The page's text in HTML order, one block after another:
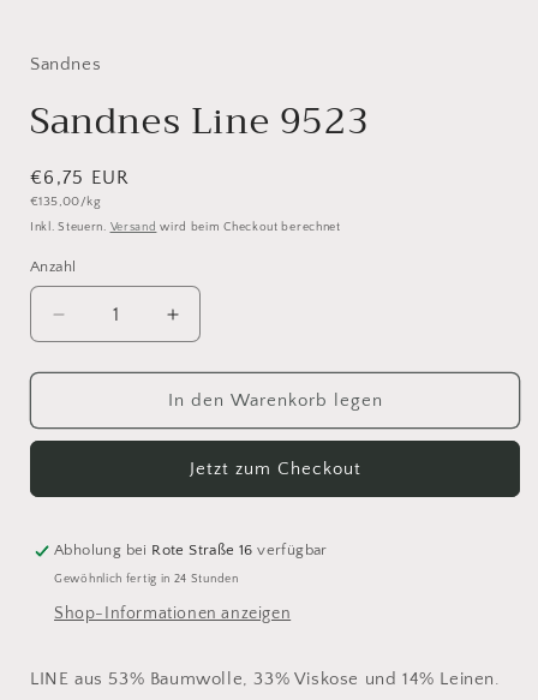
Sandnes
Sandnes Line 9523
Normaler
Preis
€6,75 EUR
Grundpreis
€135,00/kg
Inkl. Steuern. Versand wird beim Checkout berechnet
Anzahl
Anzahl
Verringere
die
Menge
Sandnes
Erhöhe
die
Menge
für
Sandnes
9523
In den Warenkorb legen
Jetzt zum Checkout
Abholung bei Rote Straße 16 verfügbar
Gewöhnlich fertig in 24 Stunden
Shop-Informationen anzeigen
LINE aus 53% Baumwolle, 33% Viskose und 14% Leinen.